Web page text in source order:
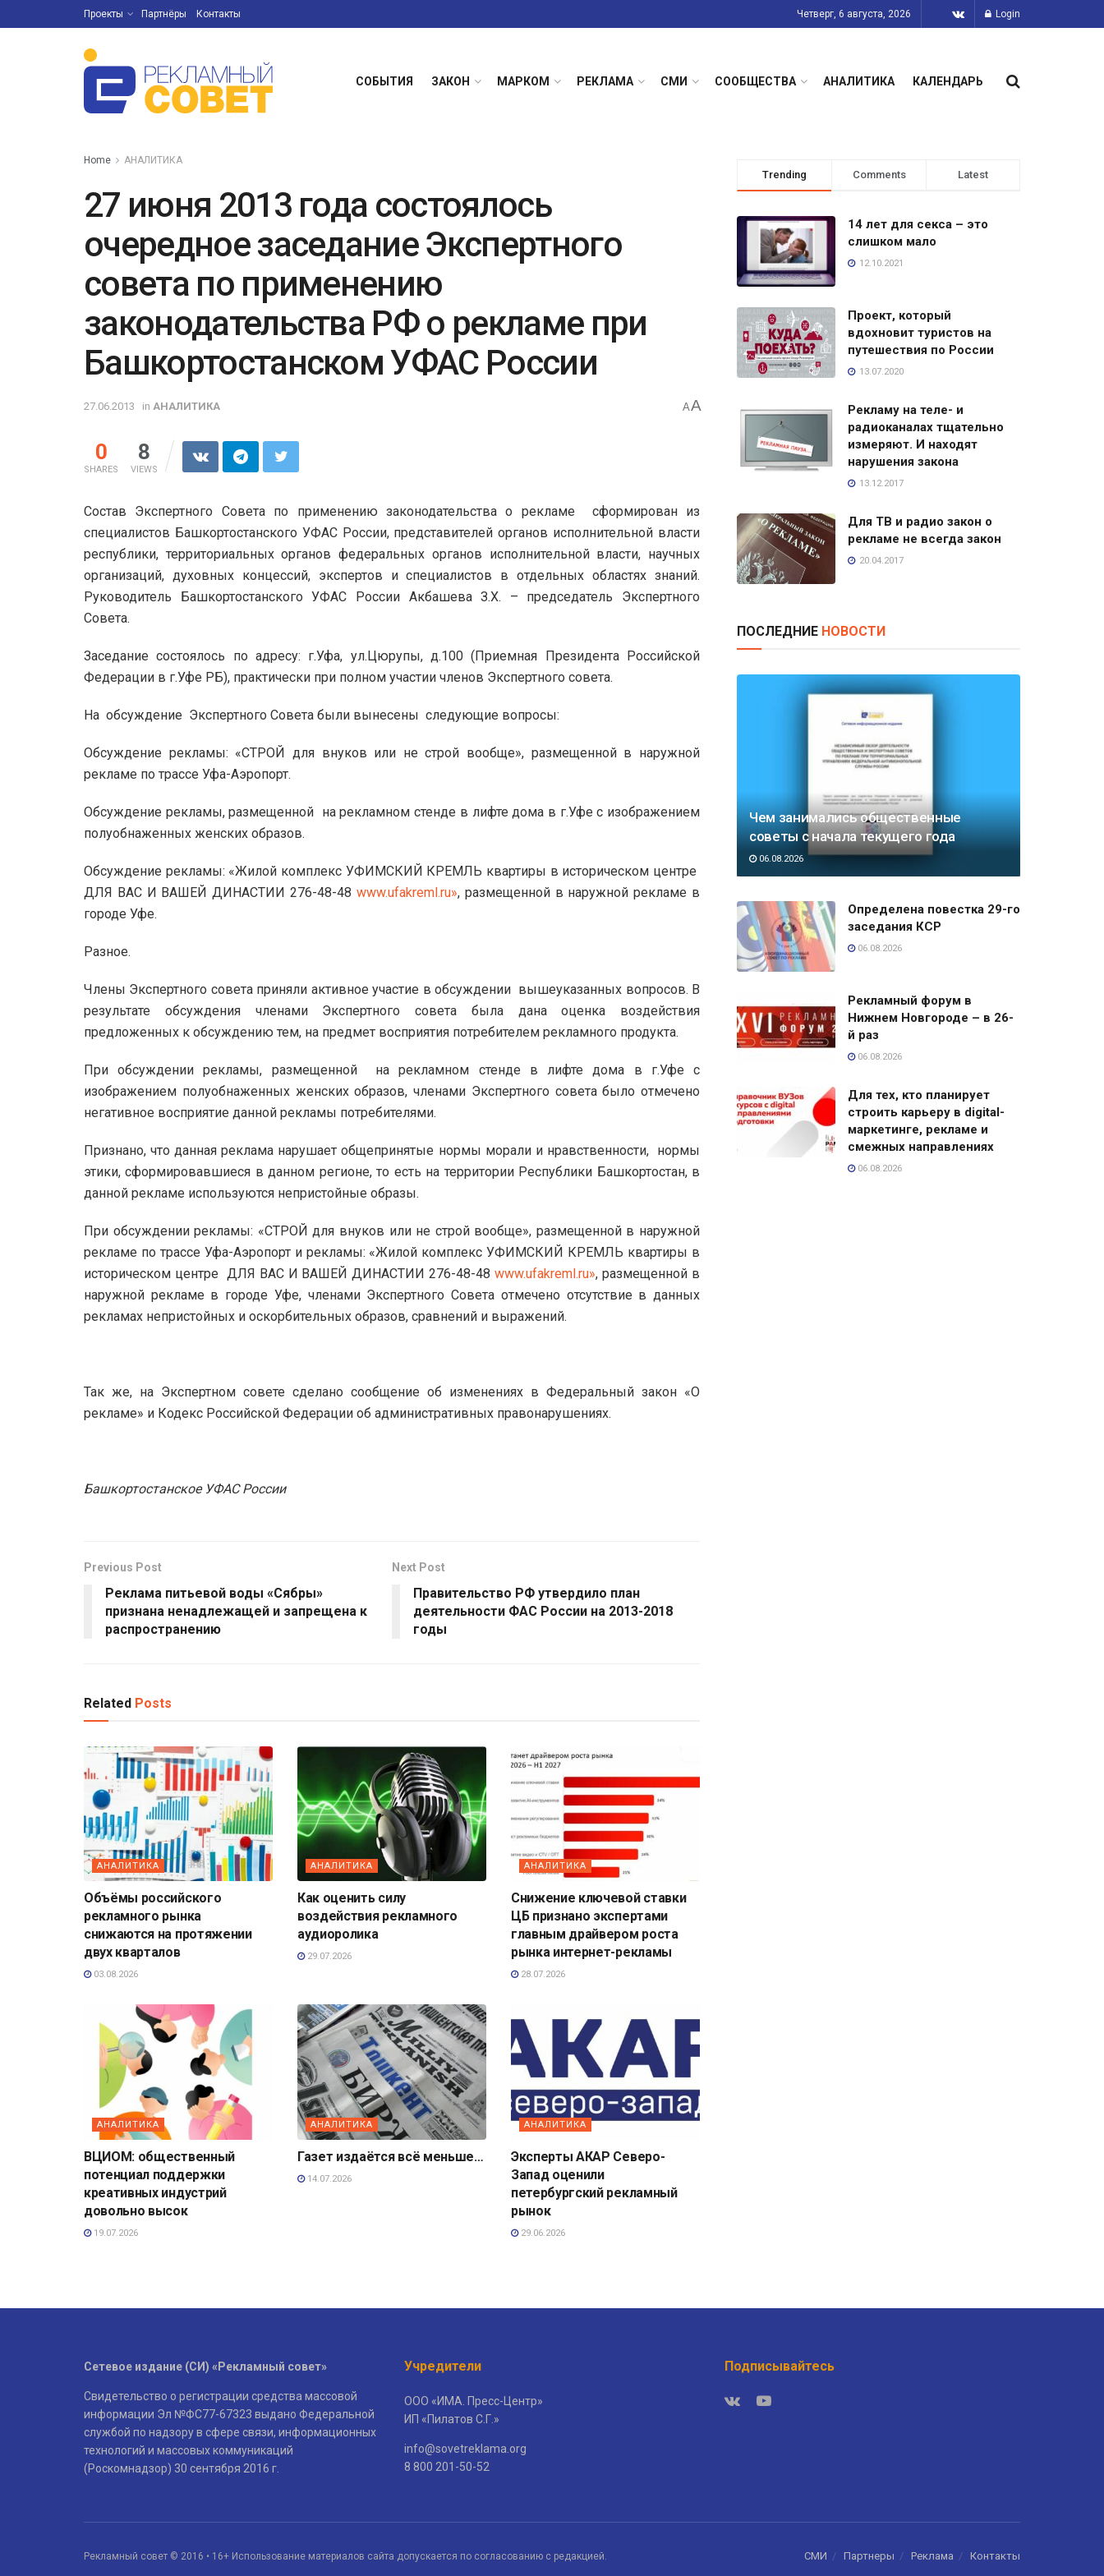
Проекты Партнёры Контакты Четверг, 6 августа, 2026 Login
СОБЫТИЯ ЗАКОН МАРКОМ РЕКЛАМА СМИ СООБЩЕСТВА АНАЛИТИКА КАЛЕНДАРЬ
Home АНАЛИТИКА
27 июня 2013 года состоялось
очередное заседание Экспертного
совета по применению
законодательства РФ о рекламе при
Башкортостанском УФАС России
27.06.2013 in АНАЛИТИКА AA
0
SHARES
8
VIEWS
Состав Экспертного Совета по применению законодательства о рекламе сформирован из
специалистов Башкортостанского УФАС России, представителей органов исполнительной власти
республики, территориальных органов федеральных органов исполнительной власти, научных
организаций, духовных концессий, экспертов и специалистов в отдельных областях знаний.
Руководитель Башкортостанского УФАС России Акбашева З.Х. – председатель Экспертного
Совета.
Заседание состоялось по адресу: г.Уфа, ул.Цюрупы, д.100 (Приемная Президента Российской
Федерации в г.Уфе РБ), практически при полном участии членов Экспертного совета.
На обсуждение Экспертного Совета были вынесены следующие вопросы:
Обсуждение рекламы: «СТРОЙ для внуков или не строй вообще», размещенной в наружной
рекламе по трассе Уфа-Аэропорт.
Обсуждение рекламы, размещенной на рекламном стенде в лифте дома в г.Уфе с изображением
полуобнаженных женских образов.
Обсуждение рекламы: «Жилой комплекс УФИМСКИЙ КРЕМЛЬ квартиры в историческом центре
ДЛЯ ВАС И ВАШЕЙ ДИНАСТИИ 276-48-48 www.ufakreml.ru», размещенной в наружной рекламе в
городе Уфе.
Разное.
Члены Экспертного совета приняли активное участие в обсуждении вышеуказанных вопросов. В
результате обсуждения членами Экспертного совета была дана оценка воздействия
предложенных к обсуждению тем, на предмет восприятия потребителем рекламного продукта.
При обсуждении рекламы, размещенной на рекламном стенде в лифте дома в г.Уфе с
изображением полуобнаженных женских образов, членами Экспертного совета было отмечено
негативное восприятие данной рекламы потребителями.
Признано, что данная реклама нарушает общепринятые нормы морали и нравственности, нормы
этики, сформировавшиеся в данном регионе, то есть на территории Республики Башкортостан, в
данной рекламе используются непристойные образы.
При обсуждении рекламы: «СТРОЙ для внуков или не строй вообще», размещенной в наружной
рекламе по трассе Уфа-Аэропорт и рекламы: «Жилой комплекс УФИМСКИЙ КРЕМЛЬ квартиры в
историческом центре ДЛЯ ВАС И ВАШЕЙ ДИНАСТИИ 276-48-48www.ufakreml.ru», размещенной в
наружной рекламе в городе Уфе, членами Экспертного Совета отмечено отсутствие в данных
рекламах непристойных и оскорбительных образов, сравнений и выражений.
Так же, на Экспертном совете сделано сообщение об изменениях в Федеральный закон «О
рекламе» и Кодекс Российской Федерации об административных правонарушениях.
Башкортостанское УФАС России
Previous Post
Реклама питьевой воды «Сябры»
признана ненадлежащей и запрещена к
распространению
Next Post
Правительство РФ утвердило план
деятельности ФАС России на 2013-2018
годы
Related Posts
АНАЛИТИКА
Объёмы российского
рекламного рынка
снижаются на протяжении
двух кварталов
03.08.2026
АНАЛИТИКА
Как оценить силу
воздействия рекламного
аудиоролика
29.07.2026
АНАЛИТИКА
Снижение ключевой ставки
ЦБ признано экспертами
главным драйвером роста
рынка интернет-рекламы
28.07.2026
АНАЛИТИКА
ВЦИОМ: общественный
потенциал поддержки
креативных индустрий
довольно высок
19.07.2026
АНАЛИТИКА
Газет издаётся всё меньше…
14.07.2026
АНАЛИТИКА
Эксперты АКАР Северо-
Запад оценили
петербургский рекламный
рынок
29.06.2026
Trending Comments Latest
14 лет для секса – это
слишком мало
12.10.2021
Проект, который
вдохновит туристов на
путешествия по России
13.07.2020
Рекламу на теле- и
радиоканалах тщательно
измеряют. И находят
нарушения закона
13.12.2017
Для ТВ и радио закон о
рекламе не всегда закон
20.04.2017
ПОСЛЕДНИЕ НОВОСТИ
Чем занимались общественные
советы с начала текущего года
06.08.2026
Определена повестка 29-го
заседания КСР
06.08.2026
Рекламный форум в
Нижнем Новгороде – в 26-
й раз
06.08.2026
Для тех, кто планирует
строить карьеру в digital-
маркетинге, рекламе и
смежных направлениях
06.08.2026
Сетевое издание (СИ) «Рекламный совет»
Свидетельство о регистрации средства массовой
информации Эл №ФС77-67323 выдано Федеральной
службой по надзору в сфере связи, информационных
технологий и массовых коммуникаций
(Роскомнадзор) 30 сентября 2016 г.
Учредители
ООО «ИМА. Пресс-Центр»
ИП «Пилатов С.Г.»
info@sovetreklama.org
8 800 201-50-52
Подписывайтесь
СМИ Партнеры Реклама Контакты
Рекламный совет © 2016 • 16+ Использование материалов сайта допускается по согласованию с редакцией.